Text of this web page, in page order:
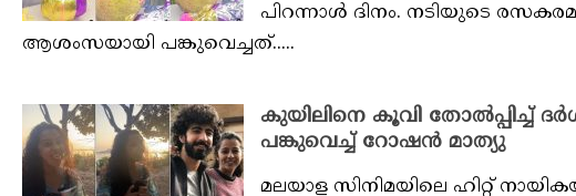
പിറന്നാൾ ദിനം. നടിയുടെ
ആശംസയായി പങ്കുവെച്ചത്.....
കുയിലിനെ കൂവി തോൽപ്പിച്ച്
പങ്കുവെച്ച് റോഷൻ മാത്യു
മലയാള സിനിമയിലെ ഹിറ്റ്